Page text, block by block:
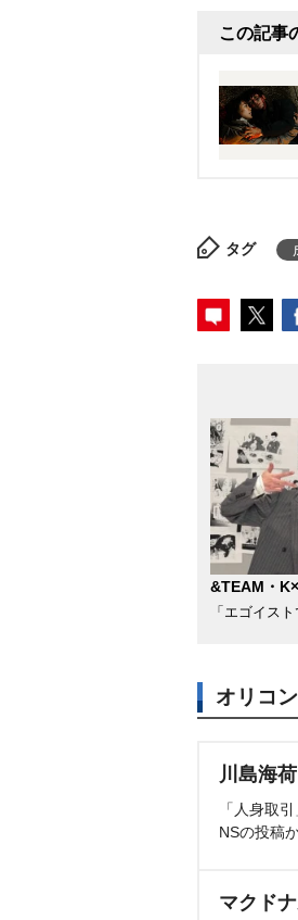
一瞬心が
じゃない
した澪を
った」「
かった」な
この記事
タグ
&TEAM・
「エゴイス
オリコ
川島海
「人身取
NSの投稿
マクド